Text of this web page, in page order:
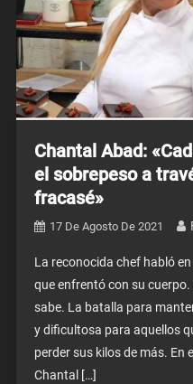
Chantal Abad:
el sobrepeso a
fracasé»
17 De Agosto De 2021
La reconocida chef habló
que enfrentó con su
sabe. La batalla para
y dificultosa para aquellos
perder sus kilos de más. En
Chantal […]